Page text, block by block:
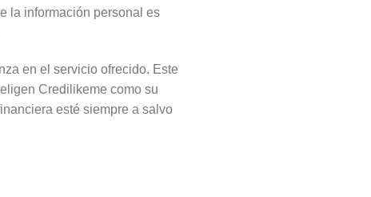
la información personal es
en el servicio ofrecido. Este
Credilikeme como su
esté siempre a salvo